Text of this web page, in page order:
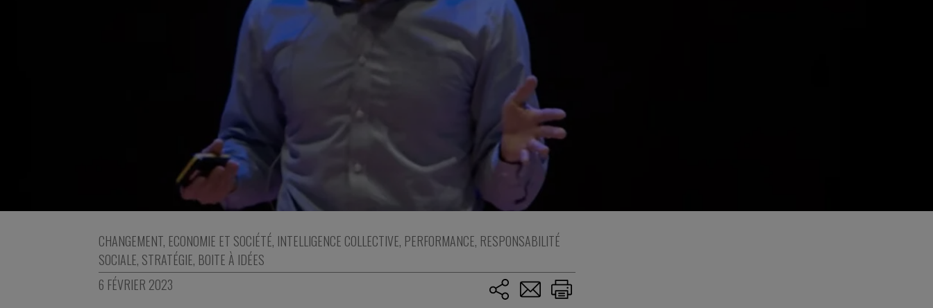
CHANGEMENT, ECONOMIE ET SOCIÉTÉ, INTELLIGENCE COLLECTIVE, PERFORMANCE, RESPONSABILITÉ
SOCIALE, STRATÉGIE, BOITE À IDÉES
6 FÉVRIER 2023